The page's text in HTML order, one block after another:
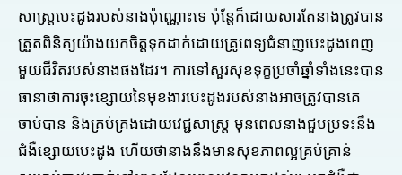
សាស្ត្របេះដូងរបស់នាងប៉ុណ្ណោះទេ ប៉ុន្តែក៏ដោយសារតែនាងត្រូវបាន
ត្រួតពិនិត្យយ៉ាងយកចិត្តទុកដាក់ដោយគ្រូពេទ្យជំនាញបេះដូងពេញ
មួយជីវិតរបស់នាងផងដែរ។ ការទៅសួរសុខទុក្ខប្រចាំឆ្នាំទាំងនេះបាន
ធានាថាការចុះខ្សោយនៃមុខងារបេះដូងរបស់នាងអាចត្រូវបានគេ
ចាប់បាន និងគ្រប់គ្រងដោយវេជ្ជសាស្ត្រ មុនពេលនាងជួបប្រទះនឹង
ជំងឺខ្សោយបេះដូង ហើយថានាងនឹងមានសុខភាពល្អគ្រប់គ្រាន់